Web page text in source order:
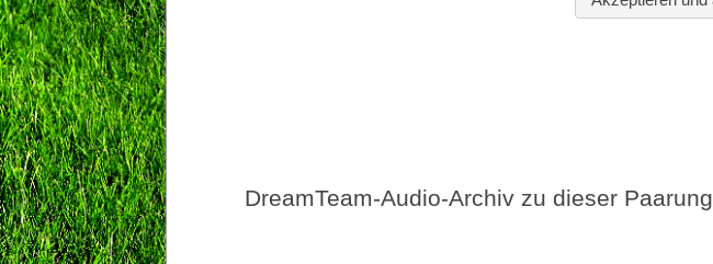
DreamTeam-Audio-Archiv zu dieser Paarung